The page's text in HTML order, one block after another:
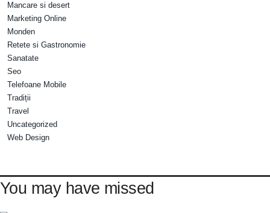
Mancare si desert
Marketing Online
Monden
Retete si Gastronomie
Sanatate
Seo
Telefoane Mobile
Tradiții
Travel
Uncategorized
Web Design
You may have missed